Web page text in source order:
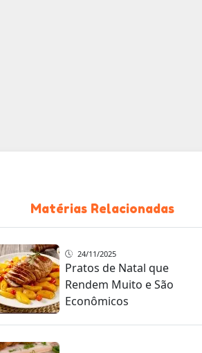
Matérias Relacionadas
24/11/2025
Pratos de Natal que
Rendem Muito e São
Econômicos